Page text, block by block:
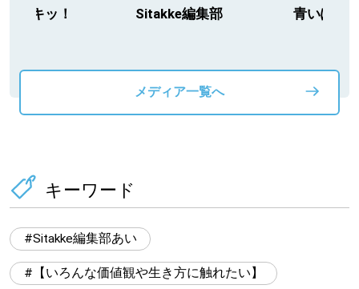
編集部 青いぽすと
「北海道３大
メディア一覧へ
キーワード
Sitakke編集部あい
【いろんな価値観や生き方に触れたい】